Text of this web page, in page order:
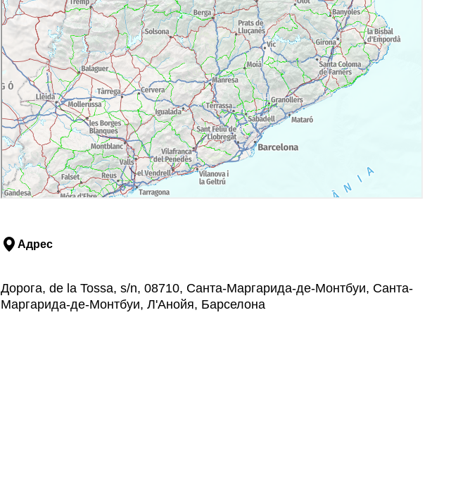
Адрес
Дорога, de la Tossa, s/n, 08710, Санта-Маргарида-де-Монтбуи, Санта-
Маргарида-де-Монтбуи, Л'Анойя, Барселона